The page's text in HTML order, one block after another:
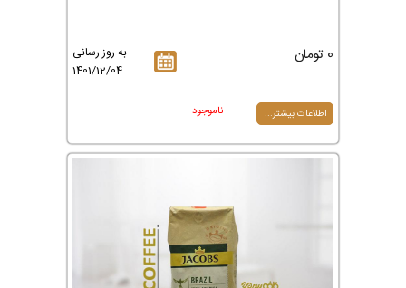
به روز رسانی
1401/12/04
0 تومان
اطلاعات بیشتر... ناموجود